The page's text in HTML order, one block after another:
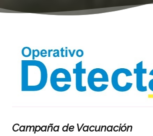
Campaña de Vacunación